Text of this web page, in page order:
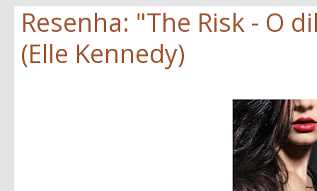
Resenha: "The Risk - O
(Elle Kennedy)